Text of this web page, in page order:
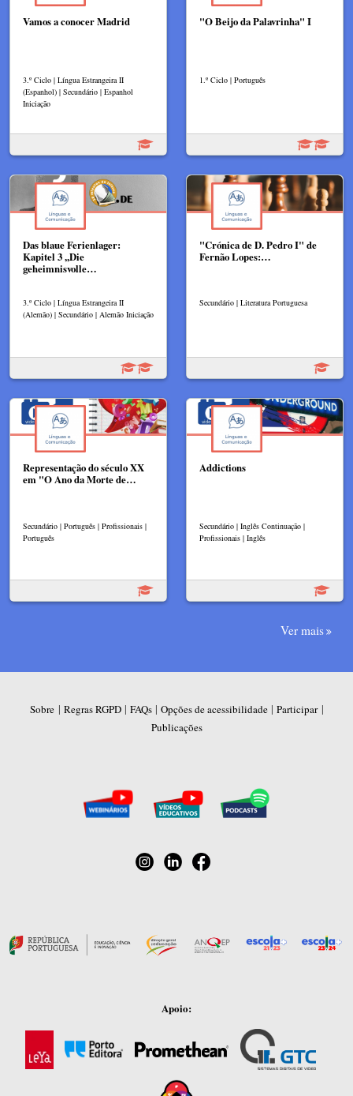
Vamos a conocer Madrid
3.º Ciclo | Língua Estrangeira II
(Espanhol) | Secundário | Espanhol
Iniciação
"O Beijo da Palavrinha" I
1.º Ciclo | Português
Das blaue Ferienlager:
Kapitel 3 ,,Die
geheimnisvolle…
3.º Ciclo | Língua Estrangeira II
(Alemão) | Secundário | Alemão Iniciação
"Crónica de D. Pedro I" de
Fernão Lopes:…
Secundário | Literatura Portuguesa
Representação do século XX
em "O Ano da Morte de…
Secundário | Português | Profissionais |
Português
Addictions
Secundário | Inglês Continuação |
Profissionais | Inglês
Ver mais
Sobre | Regras RGPD| FAQs| Opções de acessibilidade| Participar|
Publicações
Apoio: